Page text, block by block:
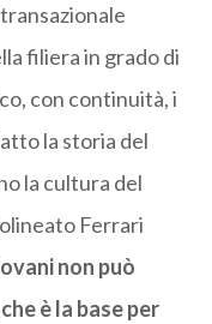
filiera in grado di
con continuità, i
la storia del
la cultura del
Ferrari
non può
è la base per